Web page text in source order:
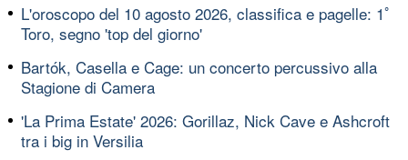
L'oroscopo del 10 agosto 2026, classifica e pagelle: 1ﾟ
Toro, segno 'top del giorno'
Bartók, Casella e Cage: un concerto percussivo alla
Stagione di Camera
'La Prima Estate' 2026: Gorillaz, Nick Cave e Ashcroft
tra i big in Versilia